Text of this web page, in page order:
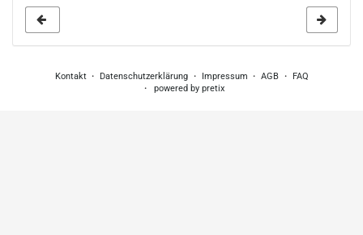
Kontakt Datenschutzerklärung Impressum AGB
FAQ
powered by pretix